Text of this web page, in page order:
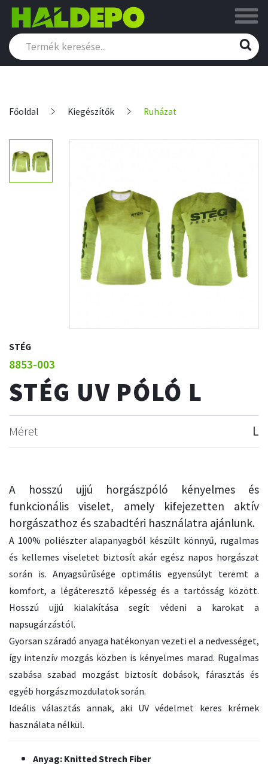
Főoldal Kiegészítők Ruházat
STÉG
8853-003
STÉG UV PÓLÓ L
Méret L
A hosszú ujjú horgászpóló kényelmes és
funkcionális viselet, amely kifejezetten aktív
horgászathoz és szabadtéri használatra ajánlunk.
A 100% poliészter alapanyagból készült könnyű, rugalmas
és kellemes viseletet biztosít akár egész napos horgászat
során is. Anyagsűrűsége optimális egyensúlyt teremt a
komfort, a légáteresztő képesség és a tartósság között.
Hosszú ujjú kialakítása segít védeni a karokat a
napsugárzástól.
Gyorsan száradó anyaga hatékonyan vezeti el a nedvességet,
így intenzív mozgás közben is kényelmes marad. Rugalmas
szabása szabad mozgást biztosít dobások, fárasztás és
egyéb horgászmozdulatok során.
Ideális választás annak, aki UV védelmet keres krémek
használata nélkül.
Anyag: Knitted Strech Fiber